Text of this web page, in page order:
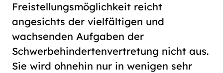
Freistellungsmöglichkeit reicht
angesichts der vielfältigen und
wachsenden Aufgaben der
Schwerbehindertenvertretung nicht aus.
Sie wird ohnehin nur in wenigen sehr